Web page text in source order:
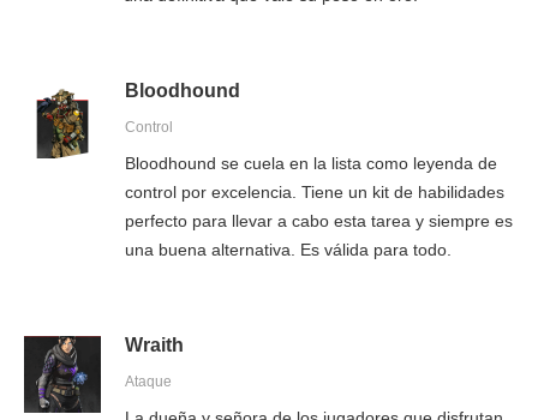
Bloodhound
Control
Bloodhound se cuela en la lista como leyenda de
control por excelencia. Tiene un kit de habilidades
perfecto para llevar a cabo esta tarea y siempre es
una buena alternativa. Es válida para todo.
Wraith
Ataque